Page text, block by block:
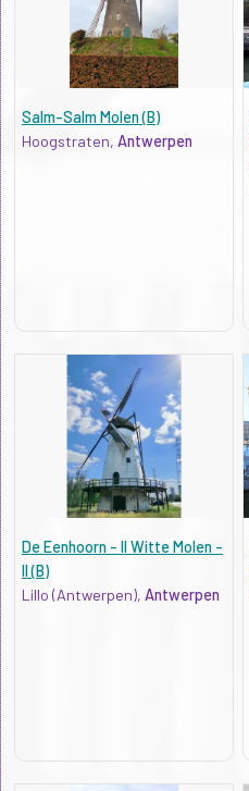
Salm-Salm Molen (B)
Hoogstraten, Antwerpen
De Eenhoorn - II Witte Molen -
II (B)
Lillo (Antwerpen), Antwerpen